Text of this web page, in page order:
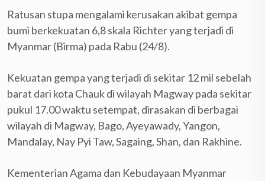
Ratusan stupa mengalami kerusakan akibat gempa
bumi berkekuatan 6,8 skala Richter yang terjadi di
Myanmar (Birma) pada Rabu (24/8).
Kekuatan gempa yang terjadi di sekitar 12 mil sebelah
barat dari kota Chauk di wilayah Magway pada sekitar
pukul 17.00 waktu setempat, dirasakan di berbagai
wilayah di Magway, Bago, Ayeyawady, Yangon,
Mandalay, Nay Pyi Taw, Sagaing, Shan, dan Rakhine.
Kementerian Agama dan Kebudayaan Myanmar